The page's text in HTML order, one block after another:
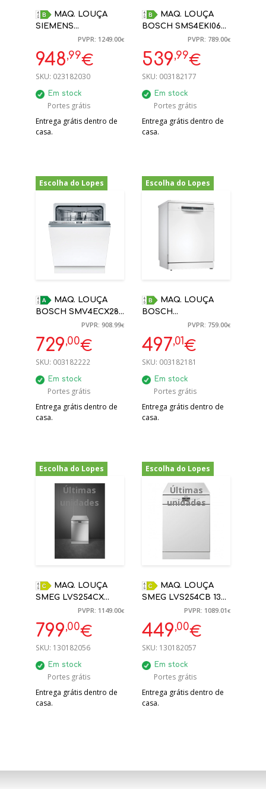
SIEMENS
SN95EX11CE B 9L
HOME CONNECT
TOTAL ENCASTRE
OPENASSIST
PVPR: 1249.00€
948,99€
SKU: 023182030
Em stock
Portes grátis
Entrega grátis dentro de
casa.
BOSCH SMS4EKI06E
13 TALHERES INOX B
HOME CONNECT
PVPR: 789.00€
539,99€
SKU: 003182177
Em stock
Portes grátis
Entrega grátis dentro de
casa.
Escolha do Lopes
-20%
BOSCH SMV4ECX28E
ENCASTRE A 14
TALHERES HOME
CONNECT
PVPR: 908.99€
729,00€
SKU: 003182222
Em stock
Portes grátis
Entrega grátis dentro de
casa.
Escolha do Lopes
-35%
BOSCH
SMS4EMW06E
BRANCO 14
CONJUNTOS
PVPR: 759.00€
497,01€
SKU: 003182181
Em stock
Portes grátis
Entrega grátis dentro de
casa.
Escolha do Lopes
Últimas
unidades
-30%
SMEG LVS254CX
LIVRE, AÇO INOX, 60
CM
PVPR: 1149.00€
799,00€
SKU: 130182056
Em stock
Portes grátis
Entrega grátis dentro de
casa.
Escolha do Lopes
Últimas
unidades
-59%
SMEG LVS254CB 13
TALHERES BRANCA
60 CM
PVPR: 1089.01€
449,00€
SKU: 130182057
Em stock
Portes grátis
Entrega grátis dentro de
casa.